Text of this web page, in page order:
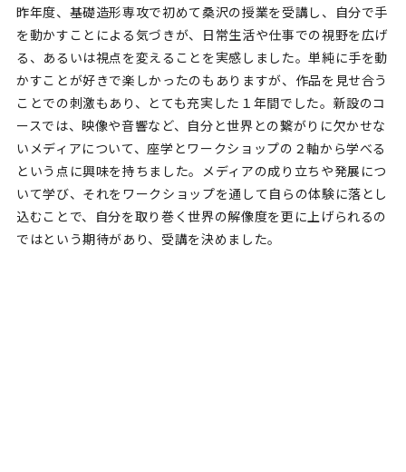
昨年度、基礎造形専攻で初めて桑沢の授業を受講し、自分で手
を動かすことによる気づきが、日常生活や仕事での視野を広げ
る、あるいは視点を変えることを実感しました。単純に手を動
かすことが好きで楽しかったのもありますが、作品を見せ合う
ことでの刺激もあり、とても充実した１年間でした。新設のコ
ースでは、映像や音響など、自分と世界との繋がりに欠かせな
いメディアについて、座学とワークショップの２軸から学べる
という点に興味を持ちました。メディアの成り立ちや発展につ
いて学び、それをワークショップを通して自らの体験に落とし
込むことで、自分を取り巻く世界の解像度を更に上げられるの
ではという期待があり、受講を決めました。